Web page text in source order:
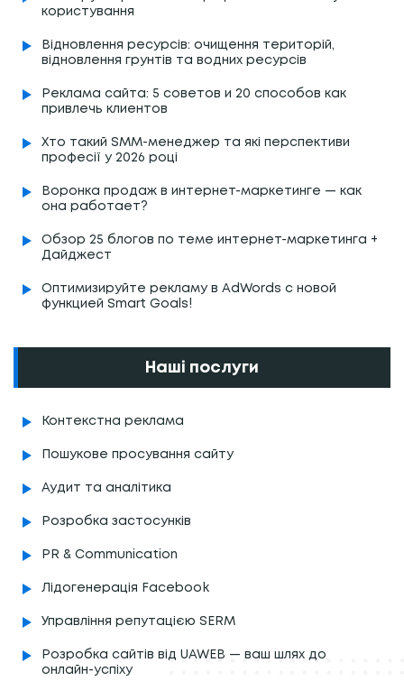
користування
Відновлення ресурсів: очищення територій,
відновлення грунтів та водних ресурсів
Реклама сайта: 5 советов и 20 способов как
привлечь клиентов
Хто такий SMM-менеджер та які перспективи
професії у 2026 році
Воронка продаж в интернет-маркетинге — как
она работает?
Обзор 25 блогов по теме интернет-маркетинга +
Дайджест
Оптимизируйте рекламу в AdWords с новой
функцией Smart Goals!
Наші послуги
Контекстна реклама
Пошукове просування сайту
Аудит та аналітика
Розробка застосунків
PR & Communication
Лідогенерація Facebook
Управління репутацією SERM
Розробка сайтів від UAWEB — ваш шлях до
онлайн-успіху